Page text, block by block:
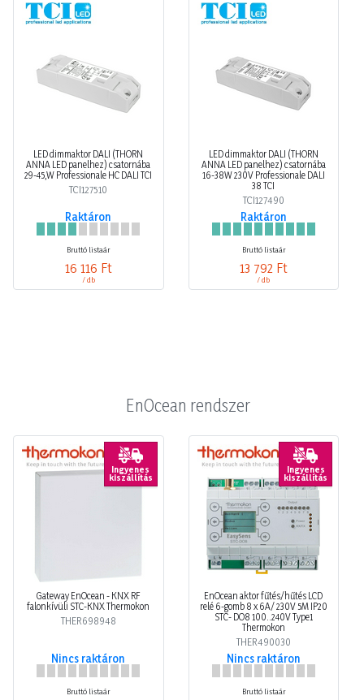
LED dimmaktor DALI (THORN
ANNA LED panelhez) csatornába
29-45,W Professionale HC DALI TCI
TCI127510
Raktáron
Bruttó listaár
16 116 Ft
/ db
LED dimmaktor DALI (THORN
ANNA LED panelhez) csatornába
16-38W 230V Professionale DALI
38 TCI
TCI127490
Raktáron
Bruttó listaár
13 792 Ft
/ db
EnOcean rendszer
Ingyenes
kiszállítás
Gateway EnOcean - KNX RF
falonkívüli STC-KNX Thermokon
THER698948
Nincs raktáron
Bruttó listaár
Ingyenes
kiszállítás
EnOcean aktor fűtés/hűtés LCD
relé 6-gomb 8 x 6A/ 230V 5M IP20
STC- DO8 100..240V Type1
Thermokon
THER490030
Nincs raktáron
Bruttó listaár